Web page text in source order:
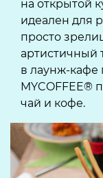
на открытой
идеален для
просто
артистичный
в лаунж-
MYCOFFEE®
чай и кофе.